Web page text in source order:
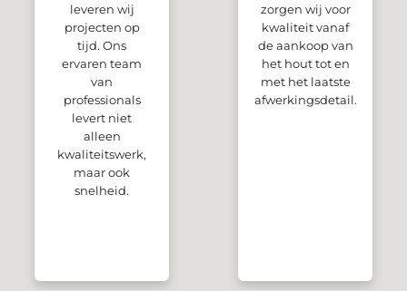
leveren wij
projecten op
tijd. Ons
ervaren team
van
professionals
levert niet
alleen
kwaliteitswerk,
maar ook
snelheid.
zorgen wij voor
kwaliteit vanaf
de aankoop van
het hout tot en
met het laatste
afwerkingsdetail.